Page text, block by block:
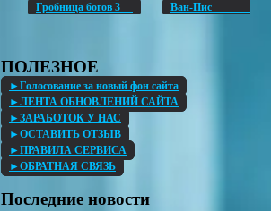
Гробница богов 3 Ван-
ПОЛЕЗНОЕ
►Голосование за новый фон сайта
►ЛЕНТА ОБНОВЛЕНИЙ САЙТА
►ЗАРАБОТОК У НАС
►ОСТАВИТЬ ОТЗЫВ
►ПРАВИЛА СЕРВИСА
►ОБРАТНАЯ СВЯЗЬ
Последние новости